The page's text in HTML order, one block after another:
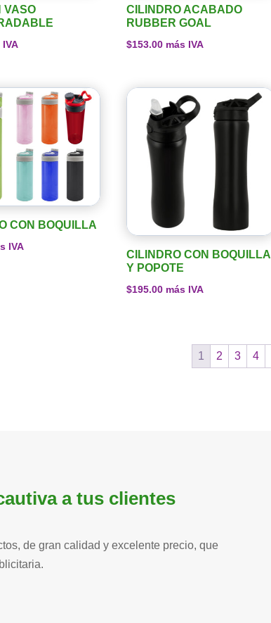
VASO
IVA
CILINDRO ACABADO
RUBBER GOAL
$153.00más IVA
CON BOQUILLA
IVA
CILINDRO CON BOQUILLA
Y POPOTE
$195.00más IVA
1 2 3 4
a tus clientes
de gran calidad y excelente precio, que